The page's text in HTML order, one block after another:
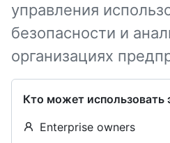
управления
безопасности и
организациях
Кто может использовать
Enterprise owners